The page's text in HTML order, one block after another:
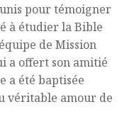
pour témoigner
à étudier la Bible
de Mission
a offert son amitié
a été baptisée
véritable amour de